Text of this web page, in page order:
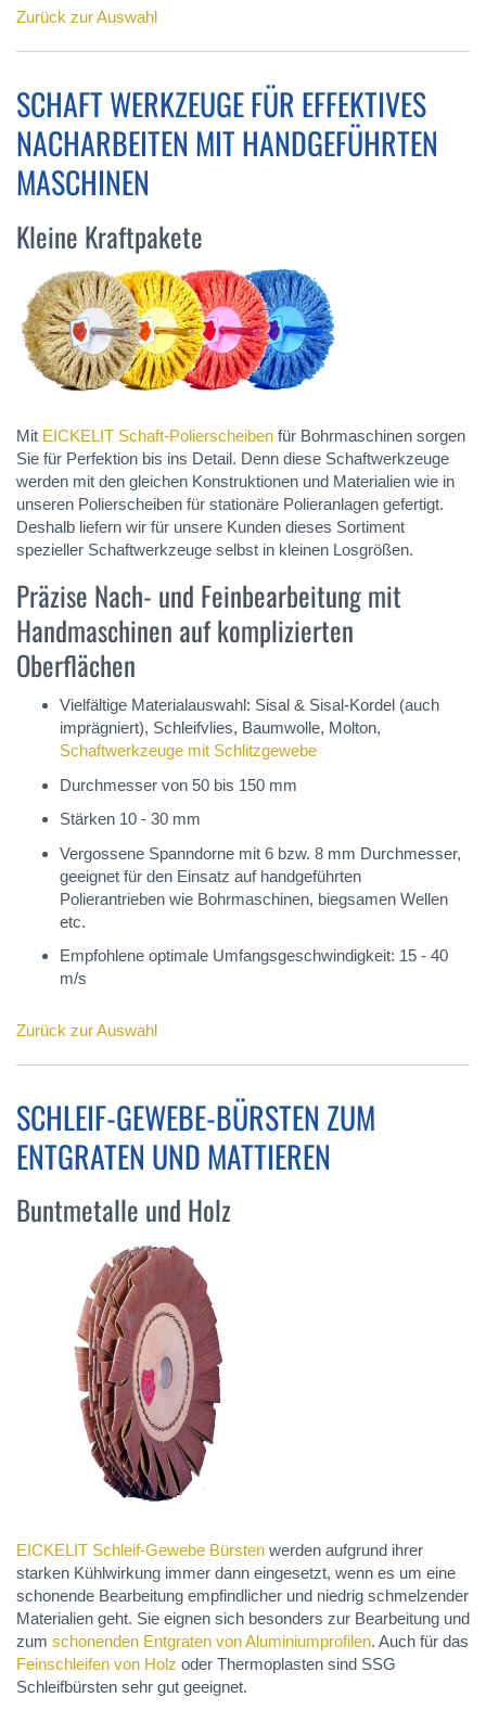
Zurück zur Auswahl
SCHAFT WERKZEUGE FÜR EFFEKTIVES
NACHARBEITEN MIT HANDGEFÜHRTEN
MASCHINEN
Kleine Kraftpakete
Mit EICKELIT Schaft-Polierscheiben für Bohrmaschinen sorgen
Sie für Perfektion bis ins Detail. Denn diese Schaftwerkzeuge
werden mit den gleichen Konstruktionen und Materialien wie in
unseren Polierscheiben für stationäre Polieranlagen gefertigt.
Deshalb liefern wir für unsere Kunden dieses Sortiment
spezieller Schaftwerkzeuge selbst in kleinen Losgrößen.
Präzise Nach- und Feinbearbeitung mit
Handmaschinen auf komplizierten
Oberflächen
Vielfältige Materialauswahl: Sisal & Sisal-Kordel (auch
imprägniert), Schleifvlies, Baumwolle, Molton,
Schaftwerkzeuge mit Schlitzgewebe
Durchmesser von 50 bis 150 mm
Stärken 10 - 30 mm
Vergossene Spanndorne mit 6 bzw. 8 mm Durchmesser,
geeignet für den Einsatz auf handgeführten
Polierantrieben wie Bohrmaschinen, biegsamen Wellen
etc.
Empfohlene optimale Umfangsgeschwindigkeit: 15 - 40
m/s
Zurück zur Auswahl
SCHLEIF-GEWEBE-BÜRSTEN ZUM
ENTGRATEN UND MATTIEREN
Buntmetalle und Holz
EICKELIT Schleif-Gewebe Bürsten werden aufgrund ihrer
starken Kühlwirkung immer dann eingesetzt, wenn es um eine
schonende Bearbeitung empfindlicher und niedrig schmelzender
Materialien geht. Sie eignen sich besonders zur Bearbeitung und
zum schonenden Entgraten von Aluminiumprofilen. Auch für das
Feinschleifen von Holz oder Thermoplasten sind SSG
Schleifbürsten sehr gut geeignet.